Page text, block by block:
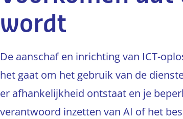
wordt
De aanschaf en inrichting van ICT-
het gaat om het gebruik van de
er afhankelijkheid ontstaat en je
verantwoord inzetten van AI of het